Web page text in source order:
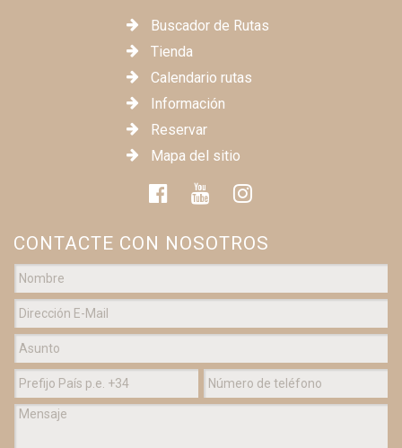
Buscador de Rutas
Tienda
Calendario rutas
Información
Reservar
Mapa del sitio
CONTACTE CON NOSOTROS